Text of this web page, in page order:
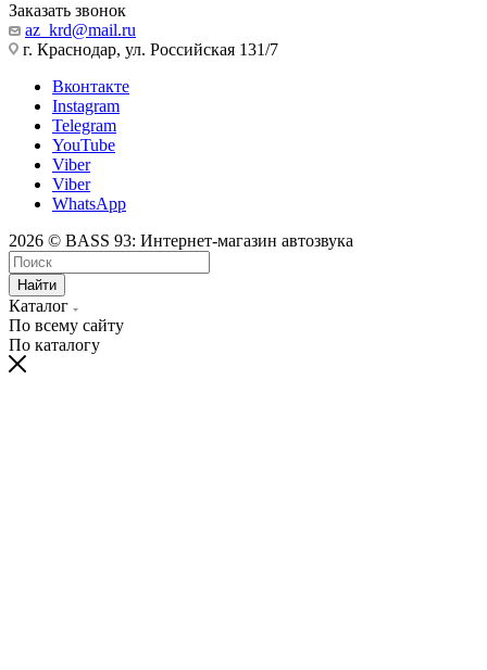
Заказать звонок
az_krd@mail.ru
г. Краснодар, ул. Российская 131/7
Вконтакте
Instagram
Telegram
YouTube
Viber
Viber
WhatsApp
2026 © BASS 93: Интернет-магазин автозвука
Найти
Каталог
По всему сайту
По каталогу